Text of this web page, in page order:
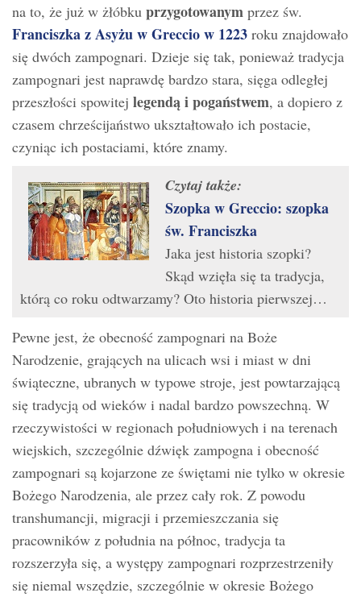
na to, że już w żłóbku przygotowanym przez św.
Franciszka z Asyżu w Greccio w 1223 roku znajdowało
się dwóch zampognari. Dzieje się tak, ponieważ tradycja
zampognari jest naprawdę bardzo stara, sięga odległej
przeszłości spowitej legendą i pogaństwem, a dopiero z
czasem chrześcijaństwo ukształtowało ich postacie,
czyniąc ich postaciami, które znamy.
Czytaj także:
Szopka w Greccio: szopka
św. Franciszka
Jaka jest historia szopki?
Skąd wzięła się ta tradycja,
którą co roku odtwarzamy? Oto historia pierwszej…
Pewne jest, że obecność zampognari na Boże
Narodzenie, grających na ulicach wsi i miast w dni
świąteczne, ubranych w typowe stroje, jest powtarzającą
się tradycją od wieków i nadal bardzo powszechną. W
rzeczywistości w regionach południowych i na terenach
wiejskich, szczególnie dźwięk zampogna i obecność
zampognari są kojarzone ze świętami nie tylko w okresie
Bożego Narodzenia, ale przez cały rok. Z powodu
transhumancji, migracji i przemieszczania się
pracowników z południa na północ, tradycja ta
rozszerzyła się, a występy zampognari rozprzestrzeniły
się niemal wszędzie, szczególnie w okresie Bożego